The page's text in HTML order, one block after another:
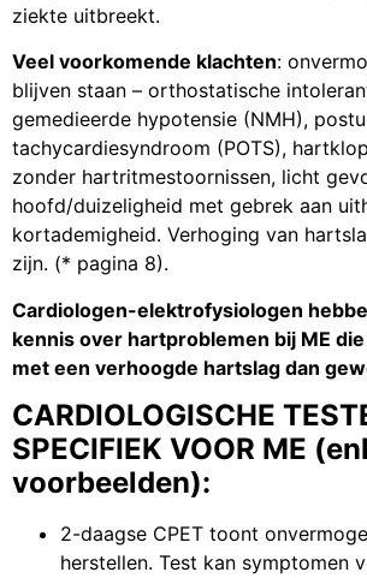
ziekte uitbreekt.
Veel voorkomende klachten:
blijven staan – orthostatische
gemedieerde hypotensie (NMH),
tachycardiesyndroom (POTS),
zonder hartritmestoornissen, licht
hoofd/duizeligheid met gebrek aan
kortademigheid. Verhoging van
zijn. (* pagina 8).
Cardiologen-elektrofysiologen
kennis over hartproblemen bij ME
met een verhoogde hartslag dan
CARDIOLOGISCHE
SPECIFIEK VOOR ME
voorbeelden):
2-daagse CPET toont
herstellen. Test kan symptomen